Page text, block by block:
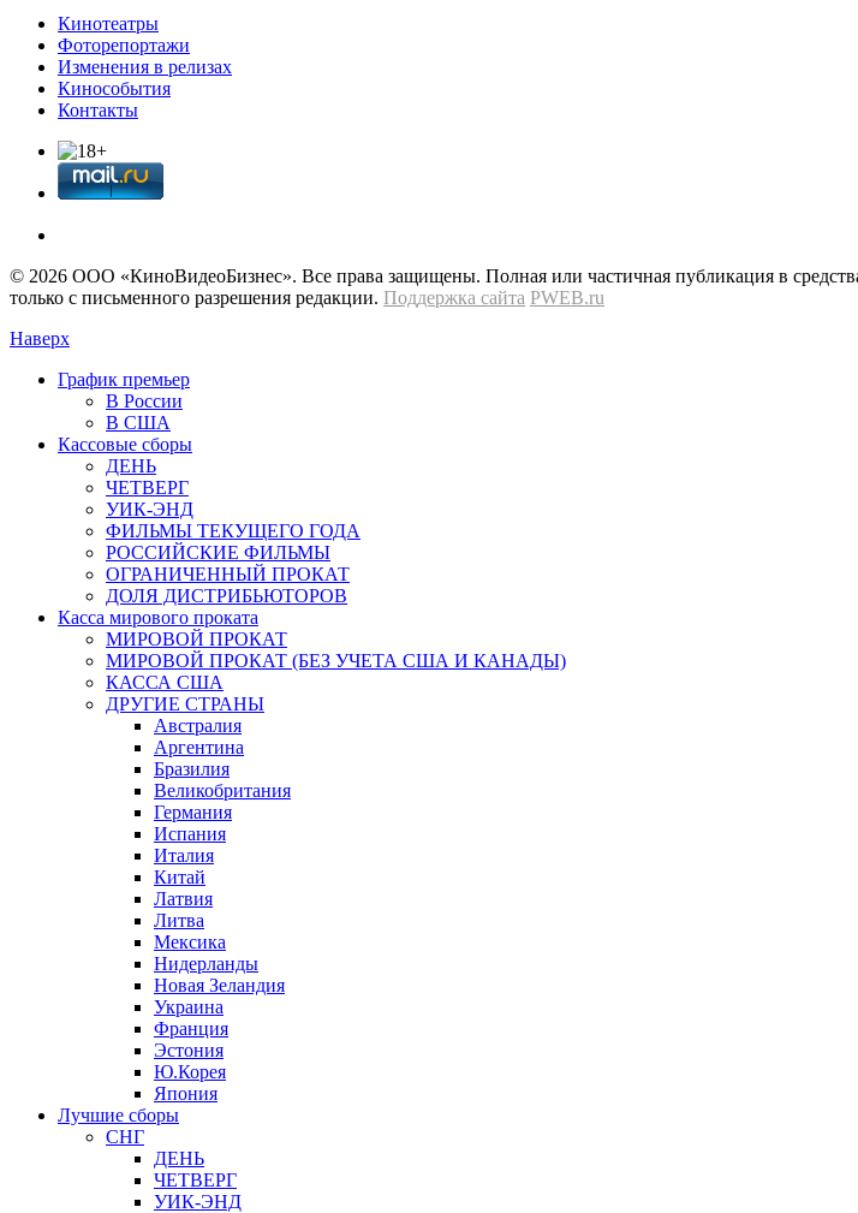
Кинотеатры
Фоторепортажи
Изменения в релизах
Кинособытия
Контакты
© 2026 OOО «КиноВидеоБизнес». Все права защищены. Полная или частичная публикация в
только с письменного разрешения редакции. Поддержка сайта PWEB.ru
Наверх
График премьер
В России
В США
Кассовые сборы
ДЕНЬ
ЧЕТВЕРГ
УИК-ЭНД
ФИЛЬМЫ ТЕКУЩЕГО ГОДА
РОССИЙСКИЕ ФИЛЬМЫ
ОГРАНИЧЕННЫЙ ПРОКАТ
ДОЛЯ ДИСТРИБЬЮТОРОВ
Касса мирового проката
МИРОВОЙ ПРОКАТ
МИРОВОЙ ПРОКАТ (БЕЗ УЧЕТА США И КАНАДЫ)
КАССА США
ДРУГИЕ СТРАНЫ
Австралия
Аргентина
Бразилия
Великобритания
Германия
Испания
Италия
Китай
Латвия
Литва
Мексика
Нидерланды
Новая Зеландия
Украина
Франция
Эстония
Ю.Корея
Япония
Лучшие сборы
СНГ
ДЕНЬ
ЧЕТВЕРГ
УИК-ЭНД